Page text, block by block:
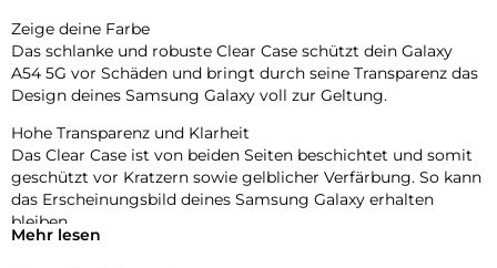
Zeige deine Farbe
Das schlanke und robuste Clear Case schützt dein Galaxy
A54 5G vor Schäden und bringt durch seine Transparenz das
Design deines Samsung Galaxy voll zur Geltung.
Hohe Transparenz und Klarheit
Das Clear Case ist von beiden Seiten beschichtet und somit
geschützt vor Kratzern sowie gelblicher Verfärbung. So kann
das Erscheinungsbild deines Samsung Galaxy erhalten
bleiben.
Mehr lesen